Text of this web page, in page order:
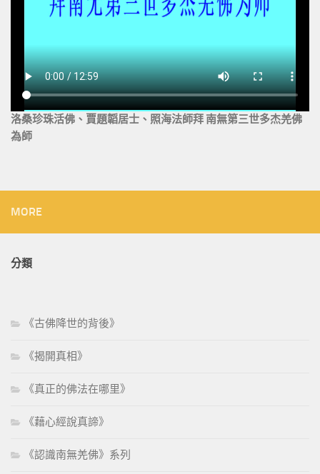
洛桑珍珠活佛、賈題韜居士、照海法師拜 南無第三世多杰羌佛
為師
MORE
分類
《古佛降世的背後》
《揭開真相》
《真正的佛法在哪里》
《藉心經說真諦》
《認識南無羌佛》系列